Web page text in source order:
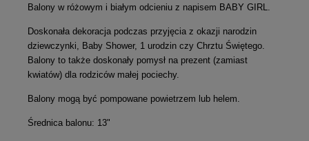
Balony w różowym i białym odcieniu z napisem BABY GIRL.
Doskonała dekoracja podczas przyjęcia z okazji narodzin
dziewczynki, Baby Shower, 1 urodzin czy Chrztu Świętego.
Balony to także doskonały pomysł na prezent (zamiast
kwiatów) dla rodziców małej pociechy.
Balony mogą być pompowane powietrzem lub helem.
Średnica balonu: 13"